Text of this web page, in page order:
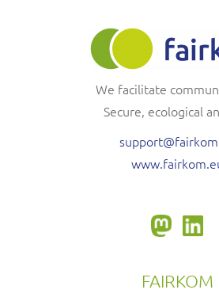
We facilitate
Secure, ecological
FAIRKOM